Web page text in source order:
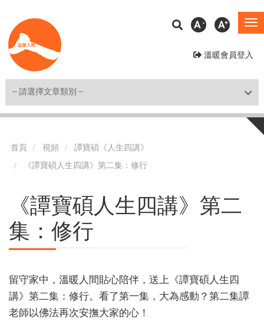
至
主
溫暖會員登入
A A
Shortcut
首頁 視頻
譚寶碩《人生四講》
《譚寶碩人生四講》第二集：修行
《譚寶碩人生四講》第二
集：修行
留守家中，溫暖人間貼心陪伴，送上《譚寶碩人生四
講》第二集：修行。看了第一集，大為感動？第二集譚
老師以佛法再次安撫大家的心！